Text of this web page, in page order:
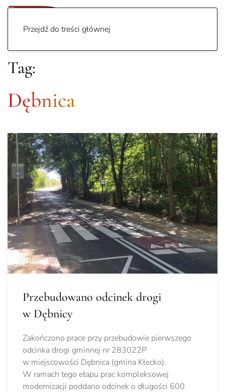
Przejdź do treści głównej
Tag:
Dębnica
Przebudowano odcinek drogi
w Dębnicy
Zakończono prace przy przebudowie pierwszego
odcinka drogi gminnej nr 283022P
w miejscowości Dębnica (gmina Kłecko).
W ramach tego etapu prac kompleksowej
modernizacji poddano odcinek o długości 600